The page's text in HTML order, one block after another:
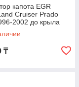
капота EGR
Cruiser Prado
2002 до крыла
₸